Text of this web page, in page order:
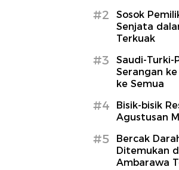
#2
Sosok
Senjata
Terkuak
#3
Saudi-Turki-
Serangan
ke Semua
#4
Bisik-bisik
Agustusan
#5
Bercak
Ditemukan
Ambarawa